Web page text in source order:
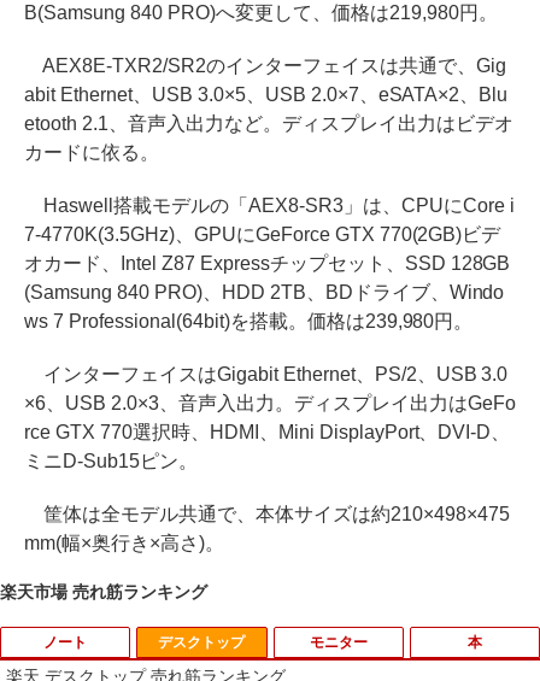
B(Samsung 840 PRO)へ変更して、価格は219,980円。
AEX8E-TXR2/SR2のインターフェイスは共通で、Gig
abit Ethernet、USB 3.0×5、USB 2.0×7、eSATA×2、Blu
etooth 2.1、音声入出力など。ディスプレイ出力はビデオ
カードに依る。
Haswell搭載モデルの「AEX8-SR3」は、CPUにCore i
7-4770K(3.5GHz)、GPUにGeForce GTX 770(2GB)ビデ
オカード、Intel Z87 Expressチップセット、SSD 128GB
(Samsung 840 PRO)、HDD 2TB、BDドライブ、Windo
ws 7 Professional(64bit)を搭載。価格は239,980円。
インターフェイスはGigabit Ethernet、PS/2、USB 3.0
×6、USB 2.0×3、音声入出力。ディスプレイ出力はGeFo
rce GTX 770選択時、HDMI、Mini DisplayPort、DVI-D、
ミニD-Sub15ピン。
筐体は全モデル共通で、本体サイズは約210×498×475
mm(幅×奥行き×高さ)。
楽天市場 売れ筋ランキング
ノート デスクトップ
楽天 デスクトップ 売れ筋ランキング
モニター 本